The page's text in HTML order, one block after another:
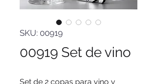
SKU: 00919
00919 Set de vino
Set de 2 copas para vino y